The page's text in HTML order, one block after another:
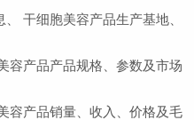
干细胞美容产品生产基地、
产品产品规格、参数及市场
产品销量、收入、价格及毛